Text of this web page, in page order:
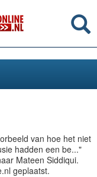
van hoe het niet
hadden een be..."
Mateen Siddiqui.
geplaatst.